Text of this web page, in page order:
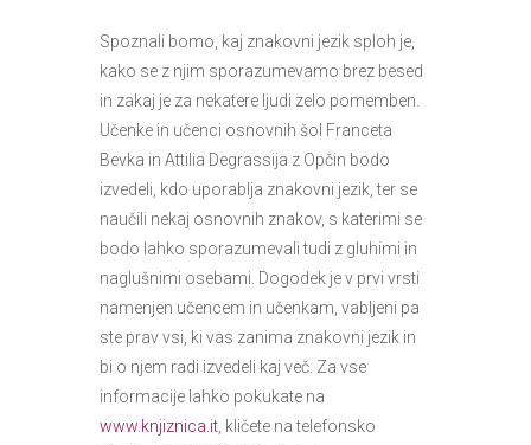
Spoznali bomo, kaj znakovni jezik sploh je,
kako se z njim sporazumevamo brez besed
in zakaj je za nekatere ljudi zelo pomemben.
Učenke in učenci osnovnih šol Franceta
Bevka in Attilia Degrassija z Opčin bodo
izvedeli, kdo uporablja znakovni jezik, ter se
naučili nekaj osnovnih znakov, s katerimi se
bodo lahko sporazumevali tudi z gluhimi in
naglušnimi osebami. Dogodek je v prvi vrsti
namenjen učencem in učenkam, vabljeni pa
ste prav vsi, ki vas zanima znakovni jezik in
bi o njem radi izvedeli kaj več. Za vse
informacije lahko pokukate na
www.knjiznica.it , kličete na telefonsko